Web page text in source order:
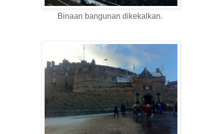
Binaan bangunan dikekalkan.